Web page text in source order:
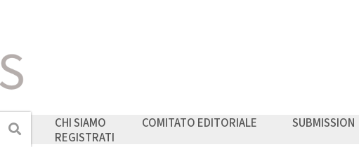
Cerca CHI SIAMO COMITATO EDITORIALE SUBMISSION
REGISTRATI